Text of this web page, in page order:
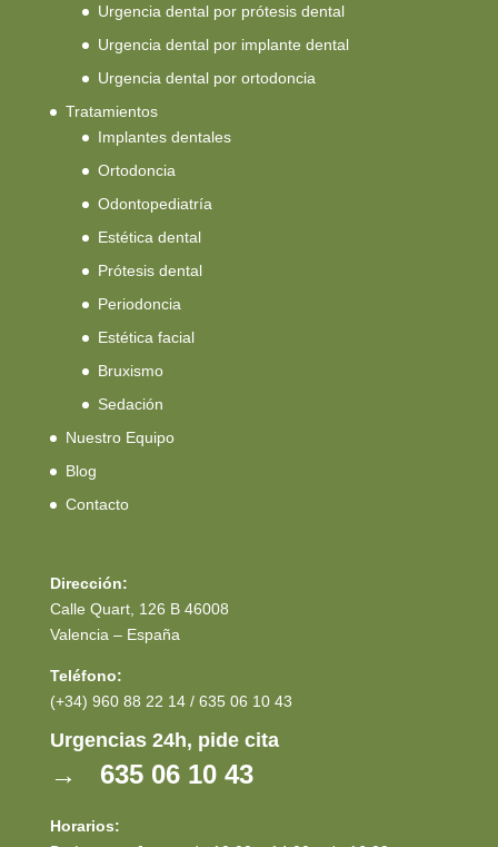
Urgencia dental por prótesis dental
Urgencia dental por implante dental
Urgencia dental por ortodoncia
Tratamientos
Implantes dentales
Ortodoncia
Odontopediatría
Estética dental
Prótesis dental
Periodoncia
Estética facial
Bruxismo
Sedación
Nuestro Equipo
Blog
Contacto
Dirección:
Calle Quart, 126 B 46008
Valencia – España
Teléfono:
(+34) 960 88 22 14 / 635 06 10 43
Urgencias 24h, pide cita
→ 635 06 10 43
Horarios: